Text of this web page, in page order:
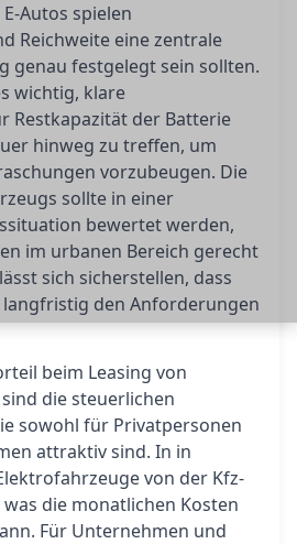
Autos spielen
Reichweite eine zentrale
genau festgelegt sein sollten.
wichtig, klare
Restkapazität der Batterie
hinweg zu treffen, um
vorzubeugen. Die
sollte in einer
bewertet werden,
im urbanen Bereich gerecht
sich sicherstellen, dass
langfristig den Anforderungen
beim Leasing von
die steuerlichen
sowohl für Privatpersonen
attraktiv sind. In in
von der Kfz-
die monatlichen Kosten
Für Unternehmen und